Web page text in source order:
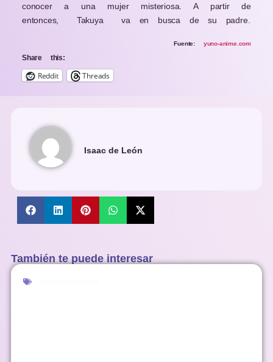
conocer a una mujer misteriosa. A partir de
entonces,
Takuya va en busca de su padre.
Fuente: yuno-anime.com
Share this:
Reddit Threads
Isaac de León
También te puede interesar